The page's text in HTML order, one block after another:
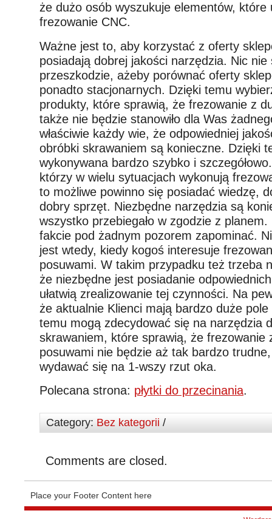
że dużo osób wyszukuje elementów, które
frezowanie CNC.
Ważne jest to, aby korzystać z oferty
posiadają dobrej jakości narzędzia. Nic nie
przeszkodzie, ażeby porównać oferty
ponadto stacjonarnych. Dzięki temu
produkty, które sprawią, że frezowanie z
także nie będzie stanowiło dla Was
właściwie każdy wie, że odpowiedniej
obróbki skrawaniem są konieczne. Dzięki
wykonywana bardzo szybko i
którzy w wielu sytuacjach wykonują
to możliwe powinno się posiadać wiedzę,
dobry sprzęt. Niezbędne narzędzia są
wszystko przebiegało w zgodzie z
fakcie pod żadnym pozorem zapominać.
jest wtedy, kiedy kogoś interesuje
posuwami. W takim przypadku też trzeba
że niezbędne jest posiadanie
ułatwią zrealizowanie tej czynności. Na
że aktualnie Klienci mają bardzo duże
temu mogą zdecydować się na narzędzia
skrawaniem, które sprawią, że frezowanie
posuwami nie będzie aż tak bardzo
wydawać się na 1-wszy rzut oka.
Polecana strona: płytki do przecinania.
Category: Bez kategorii /
Comments are closed.
Place your Footer Content here